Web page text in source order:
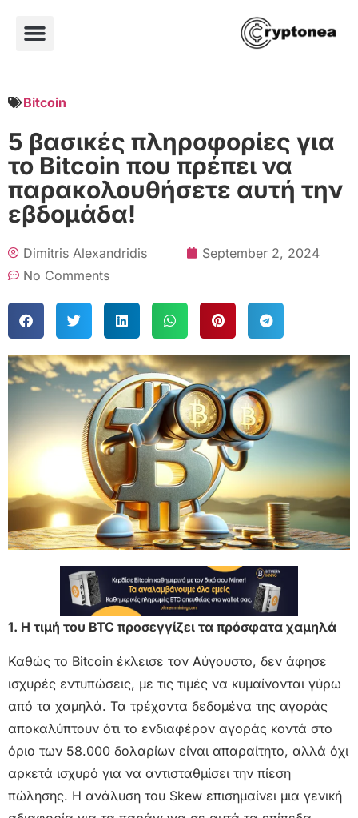
Bitcoin
5 βασικές πληροφορίες για
το Bitcoin που πρέπει να
παρακολουθήσετε αυτή την
εβδομάδα!
Dimitris Alexandridis
September 2, 2024
No Comments
1. Η τιμή του BTC προσεγγίζει τα πρόσφατα χαμηλά
Καθώς το Bitcoin έκλεισε τον Αύγουστο, δεν άφησε
ισχυρές εντυπώσεις, με τις τιμές να κυμαίνονται γύρω
από τα χαμηλά. Τα τρέχοντα δεδομένα της αγοράς
αποκαλύπτουν ότι το ενδιαφέρον αγοράς κοντά στο
όριο των 58.000 δολαρίων είναι απαραίτητο, αλλά όχι
αρκετά ισχυρό για να αντισταθμίσει την πίεση
πώλησης. Η ανάλυση του Skew επισημαίνει μια γενική